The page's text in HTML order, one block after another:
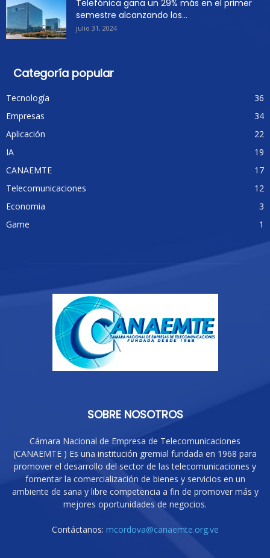
Telefónica gana un 29% más en el primer
semestre alcanzando los...
julio 31, 2024
Categoría popular
Tecnología
36
Empresas
34
Aplicación
22
IA
19
CANAEMTE
17
Telecomunicaciones
12
Economia
3
Game
1
SOBRE NOSOTROS
Cámara Nacional de Empresa de Telecomunicaciones
(CANAEMTE ) Es una institución gremial fundada en 1968 para
promover el desarrollo del sector de las telecomunicaciones y
fomentar la comercialización de bienes y servicios en un
ambiente de sana y libre competencia a fin de promover más y
mejores oportunidades de negocios.
Contáctanos: mcordova@canaemte.org.ve